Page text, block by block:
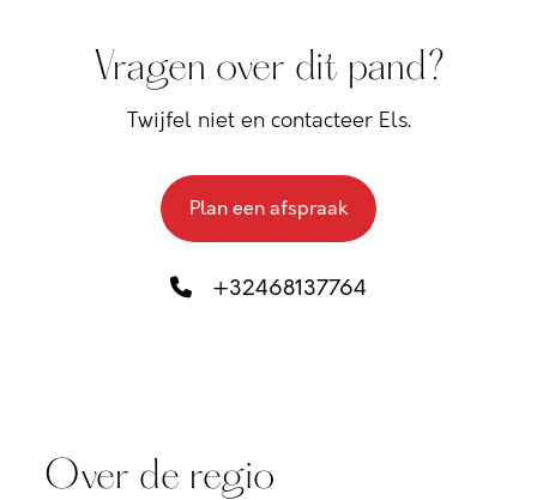
Vragen over dit pand?
Twijfel niet en contacteer Els.
Plan een afspraak
+32468137764
Over de regio